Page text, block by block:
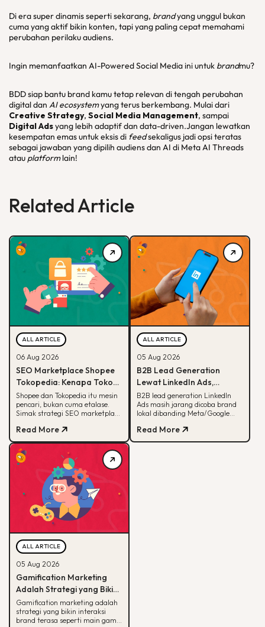
Di era super dinamis seperti sekarang, brandyang unggul bukan
cuma yang aktif bikin konten, tapi yang paling cepat memahami
perubahan perilaku audiens.
Ingin memanfaatkan AI-Powered Social Media ini untuk brandmu?
BDD siap bantu brand kamu tetap relevan di tengah perubahan
digital dan AI ecosystemyang terus berkembang. Mulai dari
Creative Strategy, Social Media Management, sampai
Digital Adsyang lebih adaptif dan data-driven.Jangan lewatkan
kesempatan emas untuk eksis di feedsekaligus jadi opsi teratas
sebagai jawaban yang dipilih audiens dan AI di Meta AI Threads
atau platformlain!
Related Article
ALL ARTICLE
06 Aug 2026
SEO Marketplace Shopee
Tokopedia: Kenapa Toko
Online-mu Perlu Lebih dari
Sekadar Etalase
Shopee dan Tokopedia itu mesin
pencari, bukan cuma etalase.
Simak strategi SEO marketplace
produkmu lebih mudah
ditemukan.
Read More
ALL ARTICLE
05 Aug 2026
B2B Lead Generation
Lewat LinkedIn Ads,
Strategi yang Masih
Jarang Dicoba Brand
Lokal
B2B lead generation LinkedIn
Ads masih jarang dicoba brand
lokal dibanding Meta/Google
unggul buat B2B dan cara
eksekusinya.
Read More
ALL ARTICLE
05 Aug 2026
Gamification Marketing
Adalah Strategi yang Bikin
Konsumen Betah, Ini Cara
Kerjanya
Gamification marketing adalah
strategi yang bikin interaksi
brand terasa seperti main game.